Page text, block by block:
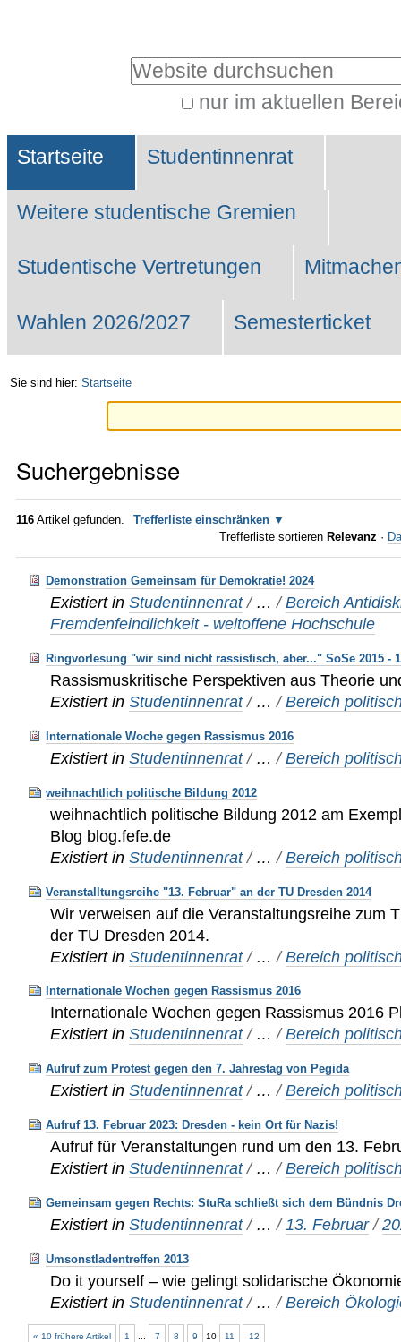
Website durchsuchen
nur im aktuellen
Suche…
Sektionen
Startseite Studentinnenrat
Weitere studentische Gremien
Studentische Vertretungen
Wahlen 2026/2027 Semesterticket
Sie sind hier: Startseite
Suchergebnisse
116 Artikel gefunden.
Trefferliste einschränken
Trefferliste sortieren Relevanz ·
Demonstration Gemeinsam für Demokratie! 2024
Existiert in Studentinnenrat / …/Bereich
Fremdenfeindlichkeit - weltoffene Hochschule
Ringvorlesung "wir sind nicht rassistisch, aber..." SoSe 2015 -
Rassismuskritische Perspektiven aus Theorie
Existiert in Studentinnenrat / …/Bereich
Internationale Woche gegen Rassismus 2016
Existiert in Studentinnenrat / …/Bereich
weihnachtlich politische Bildung 2012
weihnachtlich politische Bildung 2012 am
Blog blog.fefe.de
Existiert in Studentinnenrat / …/Bereich
Veranstalltungsreihe "13. Februar" an der TU Dresden 2014
Wir verweisen auf die Veranstaltungsreihe zum
der TU Dresden 2014.
Existiert in Studentinnenrat / …/Bereich
Internationale Wochen gegen Rassismus 2016
Internationale Wochen gegen Rassismus 2016
Existiert in Studentinnenrat / …/Bereich
Aufruf zum Protest gegen den 7. Jahrestag von Pegida
Existiert in Studentinnenrat / …/Bereich
Aufruf 13. Februar 2023: Dresden - kein Ort für Nazis!
Aufruf für Veranstaltungen rund um den 13.
Existiert in Studentinnenrat / …/Bereich
Gemeinsam gegen Rechts: StuRa schließt sich dem Bündnis
Existiert in Studentinnenrat / …/ 13. Februar /
Umsonstladentreffen 2013
Do it yourself – wie gelingt solidarische
Existiert in Studentinnenrat / …/Bereich
« 10 frühere Artikel 1 7 8 9 10 11 12